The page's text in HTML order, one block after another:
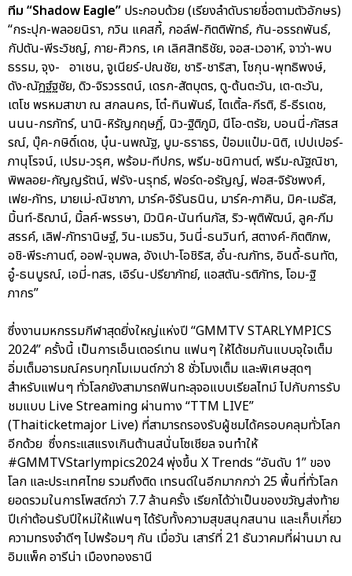
ทีม “Shadow Eagle” ประกอบด้วย (เรียงลำดับรายชื่อตามตัวอักษร)
“กระปุก-พลอยนิรา, กวิน แคสกี้, กอล์ฟ-กิตติพัทธ์, กัน-อรรถพันธ์,
กัปตัน-พีระวิชญ์, กาย-ศิวกร, เค เลิศสิทธิชัย, จอส-เวอาห์, จาว่า-พบ
ธรรม, จุง- อาเชน, จูเนียร์-ปณชัย, ชาริ-ชาริสา, โชกุน-พุทธิพงษ์,
ดัง-ณัฎฐ์ฐชัย, ดิว-จิรวรรตน์, เดรก-สัตบุตร, ตู-ต้นตะวัน, เต-ตะวัน,
เตโช พรหมสาขา ณ สกลนคร, โต๋-ทินพันธ์, ไตเติ้ล-กีรติ, ธี-ธีรเดช,
นนน-กรภัทร์, นานิ-หิรัญกฤษฎิ์, นิว-ฐิติภูมิ, นีโอ-ตรัย, บอนนี่-ภัสรส
รณ์, บุ๊ค-กษิดิ์เดช, บุ๋น-นพณัฐ, บูม-ธราธร, ป๋อมแป๋ม-นิติ, เปปเปอร์-
ภานุโรจน์, เปรม-วรุศ, พร้อม-ทีปกร, พรีม-ชนิกานต์, พรีม-ณัฐณิชา,
พิพลอย-กัญญรัตน์, ฟรัง-นรุทธ์, ฟอร์ด-อรัญญ์, ฟอส-จิรัชพงศ์,
เฟย-ภัทร, มายเม่-ณิชาภา, มาร์ค-จิรันธนิน, มาร์ค-ภาคิน, มิค-เมธัส,
มิ้นท์-ธิฌาน์, มิ้ลค์-พรรษา, มิวนิค-นันท์นภัส, ริว-พุติพัฒน์, ลูค-ภีม
สรรค์, เลิฟ-ภัทรานิษฐ์, วิน-เมธวิน, วินนี่-ธนวินท์, สตางค์-กิตติภพ,
อชิ-พีระกานต์, ออฟ-จุมพล, อังเปา-โอชิริส, อั๋น-ณภัทร, อินดี้-ธนทัต,
อู๋-ธนบูรณ์, เอมี่-ทสร, เอิร์น-ปรียาภัทย์, แอสตัน-รติภัทร, โอม-ฐิ
ภากร”
ซึ่งงานมหกรรมกีฬาสุดยิ่งใหญ่แห่งปี “GMMTV STARLYMPICS
2024” ครั้งนี้ เป็นการเอ็นเตอร์เทน แฟนๆ ให้ได้ชมกันแบบจุใจเต็ม
อิ่มเต็มอารมณ์ครบทุกโมเมนต์กว่า 8 ชั่วโมงเต็ม และพิเศษสุดๆ
สำหรับแฟนๆ ทั่วโลกยังสามารถฟินทะลุจอแบบเรียลไทม์ ไปกับการรับ
ชมแบบ Live Streaming ผ่านทาง “TTM LIVE”
(Thaiticketmajor Live) ที่สามารถรองรับผู้ชมได้ครอบคลุมทั่วโลก
อีกด้วย ซึ่งกระแสแรงเกินต้านสนั่นโซเชียล จนทำให้
#GMMTVStarlympics2024 พุ่งขึ้น X Trends “อันดับ 1” ของ
โลก และประเทศไทย รวมถึงติด เทรนด์ในอีกมากกว่า 25 พื้นที่ทั่วโลก
ยอดรวมในการโพสต์กว่า 7.7 ล้านครั้ง เรียกได้ว่าเป็นของขวัญส่งท้าย
ปีเก่าต้อนรับปีใหม่ให้แฟนๆ ได้รับทั้งความสุขสนุกสนาน และเก็บเกี่ยว
ความทรงจำดีๆ ไปพร้อมๆ กัน เมื่อวัน เสาร์ที่ 21 ธันวาคมที่ผ่านมา ณ
อิมแพ็ค อารีน่า เมืองทองธานี